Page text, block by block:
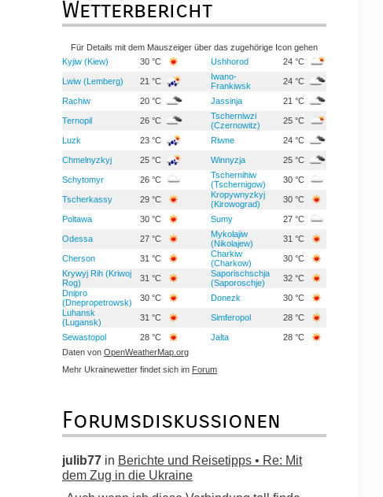
Wetterbericht
Für Details mit dem Mauszeiger über das zugehörige Icon gehen
Kyjiw (Kiew)
30 °C Ushhorod 24 °C
Lwiw (Lemberg) 21 °C
Iwano-
Frankiwsk
24 °C
Rachiw 20 °C Jassinja 21 °C
Ternopil 26 °C
Tscherniwzi
(Czernowitz)
25 °C
Luzk 23 °C Riwne 24 °C
Chmelnyzkyj 25 °C Winnyzja 25 °C
Schytomyr 26 °C
Tschernihiw
(Tschernigow)
30 °C
Tscherkassy 29 °C
Kropywnyzkyj
(Kirowograd)
30 °C
Poltawa 30 °C Sumy 27 °C
Odessa 27 °C
Mykolajiw
(Nikolajew)
31 °C
Cherson 31 °C
Charkiw
(Charkow)
30 °C
Krywyj Rih (Kriwoj
Rog)
31 °C
Saporischschja
(Saporoschje)
32 °C
Dnipro
(Dnepropetrowsk)
30 °C Donezk
30 °C
Luhansk
(Lugansk)
31 °C Simferopol 28 °C
Sewastopol 28 °C Jalta
28 °C
Daten von OpenWeatherMap.org
Mehr Ukrainewetter findet sich im Forum
Forumsdiskussionen
julib77 in Berichte und Reisetipps • Re: Mit
dem Zug in die Ukraine